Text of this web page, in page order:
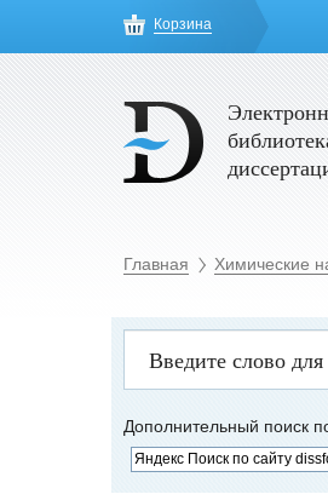
Корзина
Главная Химические
Дополнительный поиск